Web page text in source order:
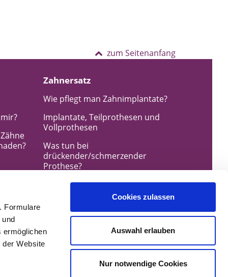
Formulare
ermöglichen
Website
Cookies zulassen
Auswahl erlauben
Nur notwendige Cookies
zum Seitenanfang
Zahnersatz
Wie pflegt man Zahnimplantate?
Implantate, Teilprothesen und
Vollprothesen
Was tun bei
drückender/schmerzender
Prothese?
Pflegetipps für Zahnersatz
Wie oft sollte man eine Prothese
reinigen?
Nach der Zahnimplantat OP –
Pflege und Ernährung